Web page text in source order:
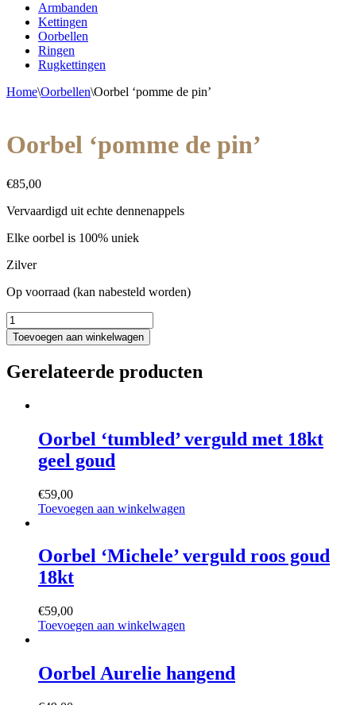
Armbanden
Kettingen
Oorbellen
Ringen
Rugkettingen
Home\Oorbellen\Oorbel ‘pomme de pin’
Oorbel ‘pomme de pin’
€85,00
Vervaardigd uit echte dennenappels
Elke oorbel is 100% uniek
Zilver
Op voorraad (kan nabesteld worden)
Oorbel
'pomme
de
aantal
Toevoegen aan winkelwagen
Gerelateerde producten
‘tumbled’
verguld
met
geel
goud
Oorbel ‘tumbled’ verguld met 18kt
geel goud
€59,00
Toevoegen aan winkelwagen
‘Michele’
verguld
roos
18kt
Oorbel ‘Michele’ verguld roos goud
18kt
€59,00
Toevoegen aan winkelwagen
Aurelie
hangend
Oorbel Aurelie hangend